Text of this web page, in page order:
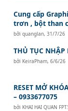
Cung cấp
trơn , bột than
bởiquanglan,31/7/26
THỦ TỤC
bởi KeiraPham,6/6/26
RESET MỞ
– 0933677075
bởi KHAI HAI QUAN